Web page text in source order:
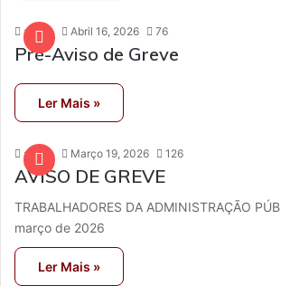
admin Abril 16, 2026 76
Pré-Aviso de Greve
Ler Mais »
admin Março 19, 2026 126
AVISO DE GREVE
TRABALHADORES DA ADMINISTRAÇÃO
março de 2026
Ler Mais »